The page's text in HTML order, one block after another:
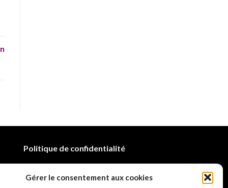
Gérer le consentement aux cookies
Politique de confidentialité